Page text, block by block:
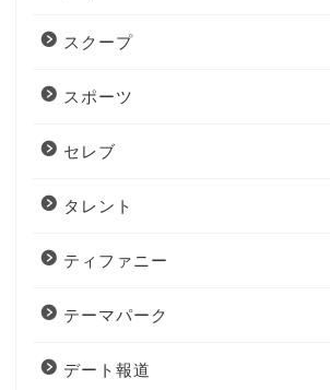
スクープ
スポーツ
セレブ
タレント
ティファニー
テーマパーク
デート報道